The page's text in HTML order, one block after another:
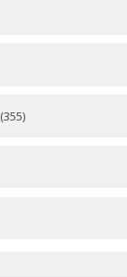
(355)